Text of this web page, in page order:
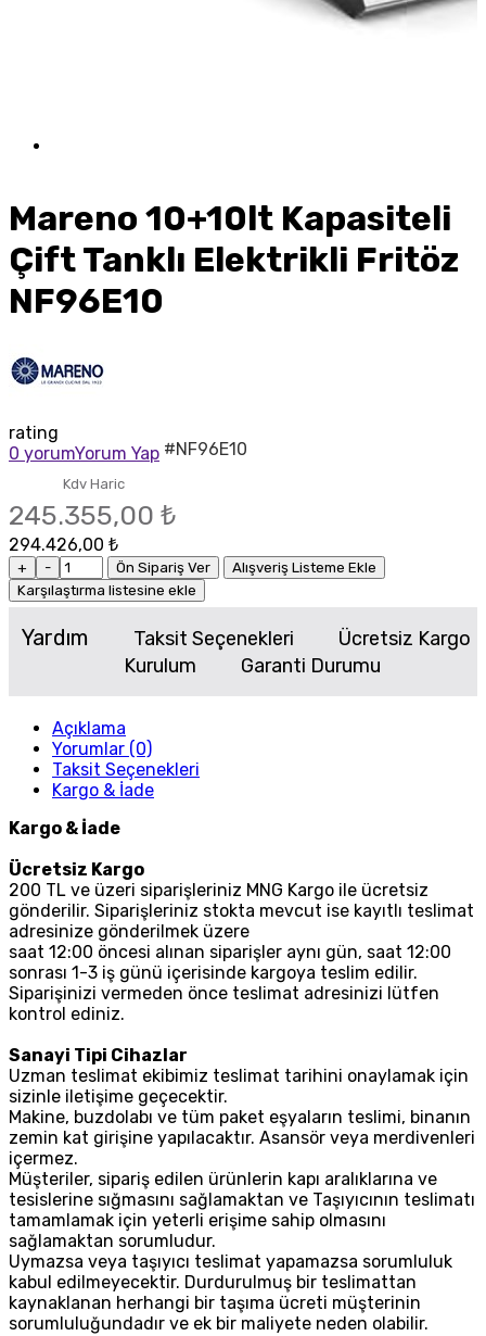
Mareno 10+10lt Kapasiteli
Çift Tanklı Elektrikli Fritöz
NF96E10
rating
0 yorumYorum Yap #NF96E10
Kdv Haric
245.355,00 ₺
294.426,00 ₺
+ - Ön Sipariş Ver
Alışveriş Listeme Ekle
Karşılaştırma listesine ekle
Yardım Taksit Seçenekleri
Ücretsiz Kargo
Kurulum
Garanti Durumu
Açıklama
Yorumlar (0)
Taksit Seçenekleri
Kargo & İade
Kargo & İade
Ücretsiz Kargo
200 TL ve üzeri siparişleriniz MNG Kargo ile ücretsiz
gönderilir. Siparişleriniz stokta mevcut ise kayıtlı teslimat
adresinize gönderilmek üzere
saat 12:00 öncesi alınan siparişler aynı gün, saat 12:00
sonrası 1-3 iş günü içerisinde kargoya teslim edilir.
Siparişinizi vermeden önce teslimat adresinizi lütfen
kontrol ediniz.
Sanayi Tipi Cihazlar
Uzman teslimat ekibimiz teslimat tarihini onaylamak için
sizinle iletişime geçecektir.
Makine, buzdolabı ve tüm paket eşyaların teslimi, binanın
zemin kat girişine yapılacaktır. Asansör veya merdivenleri
içermez.
Müşteriler, sipariş edilen ürünlerin kapı aralıklarına ve
tesislerine sığmasını sağlamaktan ve Taşıyıcının teslimatı
tamamlamak için yeterli erişime sahip olmasını
sağlamaktan sorumludur.
Uymazsa veya taşıyıcı teslimat yapamazsa sorumluluk
kabul edilmeyecektir. Durdurulmuş bir teslimattan
kaynaklanan herhangi bir taşıma ücreti müşterinin
sorumluluğundadır ve ek bir maliyete neden olabilir.